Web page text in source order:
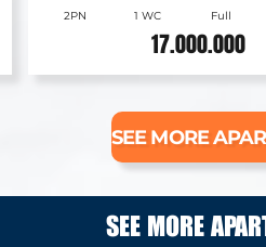
2PN 1 WC Full
17.000.000
SEE MORE